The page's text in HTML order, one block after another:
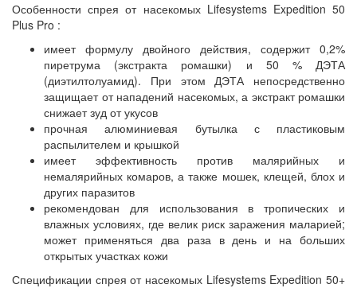
Особенности спрея от насекомых Lifesystems Expedition 50
Plus Pro :
имеет формулу двойного действия, содержит 0,2%
пиретрума (экстракта ромашки) и 50 % ДЭТА
(диэтилтолуамид). При этом ДЭТА непосредственно
защищает от нападений насекомых, а экстракт ромашки
снижает зуд от укусов
прочная алюминиевая бутылка с пластиковым
распылителем и крышкой
имеет эффективность против малярийных и
немалярийных комаров, а также мошек, клещей, блох и
других паразитов
рекомендован для использования в тропических и
влажных условиях, где велик риск заражения маларией;
может применяться два раза в день и на больших
открытых участках кожи
Спецификации спрея от насекомых Lifesystems Expedition 50+